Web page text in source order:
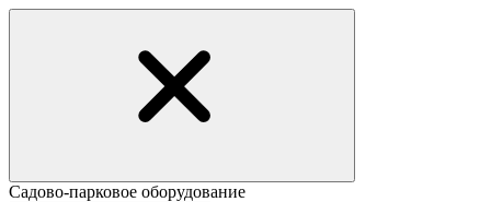
Садово-парковое оборудование